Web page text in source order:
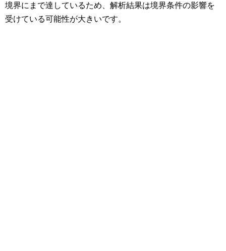
境界にまで達しているため、解析結果は境界条件の影響を
受けている可能性が大きいです。